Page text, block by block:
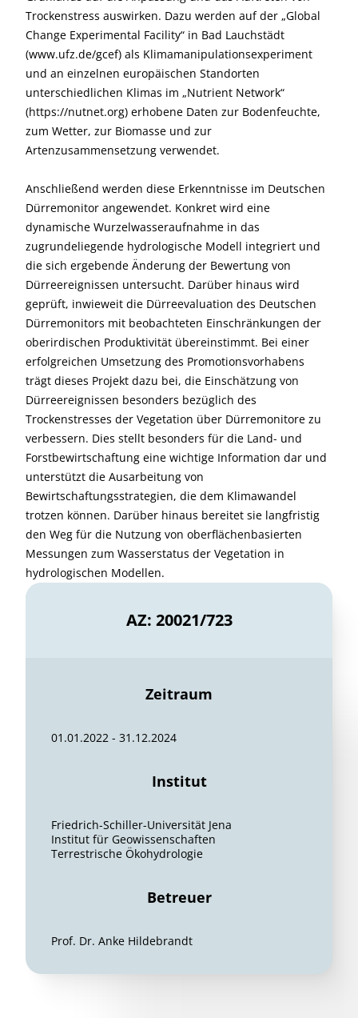
Trockenstress auswirken. Dazu werden auf der „Global
Change Experimental Facility“ in Bad Lauchstädt
(www.ufz.de/gcef) als Klimamanipulationsexperiment
und an einzelnen europäischen Standorten
unterschiedlichen Klimas im „Nutrient Network“
(https://nutnet.org) erhobene Daten zur Bodenfeuchte,
zum Wetter, zur Biomasse und zur
Artenzusammensetzung verwendet.
Anschließend werden diese Erkenntnisse im Deutschen
Dürremonitor angewendet. Konkret wird eine
dynamische Wurzelwasseraufnahme in das
zugrundeliegende hydrologische Modell integriert und
die sich ergebende Änderung der Bewertung von
Dürreereignissen untersucht. Darüber hinaus wird
geprüft, inwieweit die Dürreevaluation des Deutschen
Dürremonitors mit beobachteten Einschränkungen der
oberirdischen Produktivität übereinstimmt. Bei einer
erfolgreichen Umsetzung des Promotionsvorhabens
trägt dieses Projekt dazu bei, die Einschätzung von
Dürreereignissen besonders bezüglich des
Trockenstresses der Vegetation über Dürremonitore zu
verbessern. Dies stellt besonders für die Land- und
Forstbewirtschaftung eine wichtige Information dar und
unterstützt die Ausarbeitung von
Bewirtschaftungsstrategien, die dem Klimawandel
trotzen können. Darüber hinaus bereitet sie langfristig
den Weg für die Nutzung von oberflächenbasierten
Messungen zum Wasserstatus der Vegetation in
hydrologischen Modellen.
AZ: 20021/723
Zeitraum
01.01.2022 - 31.12.2024
Institut
Friedrich-Schiller-Universität Jena
Institut für Geowissenschaften
Terrestrische Ökohydrologie
Betreuer
Prof. Dr. Anke Hildebrandt